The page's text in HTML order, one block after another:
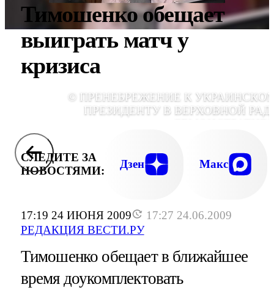
17:19 24 ИЮНЯ 2009
17:27 24.06.2009
РЕДАКЦИЯ ВЕСТИ.РУ
Тимошенко обещает
выиграть матч у
кризиса
© ПРЕНЕБРЕЖЕНИЕ К
ПРЕЗИДЕНТУ В ВЕРХОВНОЙ
СЛЕДИТЕ ЗА
НОВОСТЯМИ:
Дзен Макс
Тимошенко обещает в ближайшее
время доукомплектовать